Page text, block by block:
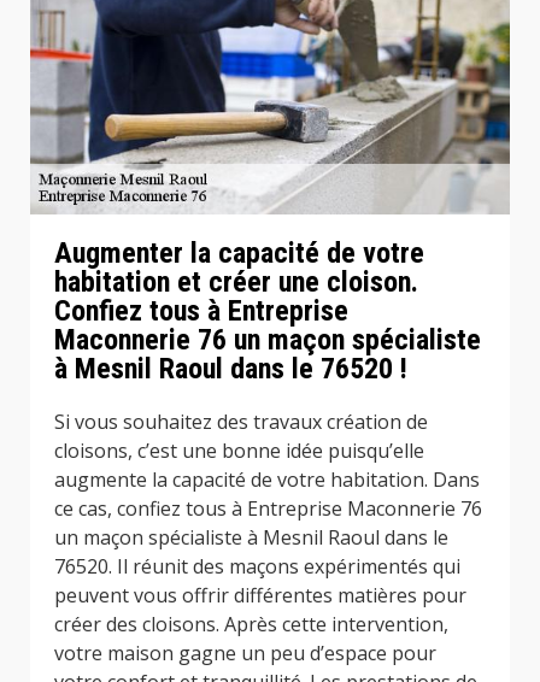
Augmenter la capacité de votre
habitation et créer une cloison.
Confiez tous à Entreprise
Maconnerie 76 un maçon spécialiste
à Mesnil Raoul dans le 76520 !
Si vous souhaitez des travaux création de
cloisons, c’est une bonne idée puisqu’elle
augmente la capacité de votre habitation. Dans
ce cas, confiez tous à Entreprise Maconnerie 76
un maçon spécialiste à Mesnil Raoul dans le
76520. Il réunit des maçons expérimentés qui
peuvent vous offrir différentes matières pour
créer des cloisons. Après cette intervention,
votre maison gagne un peu d’espace pour